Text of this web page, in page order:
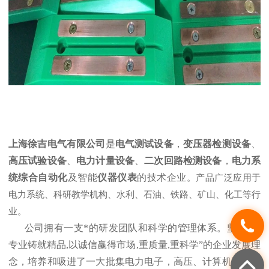
上海徐吉电气有限公司 是电气测试设备， 变压器检测设备
高压试验设备、 电力计量设备 、二次回路检测设备 ， 电力系
统综合自动化及智能仪器仪表的技术企业 。产品广泛应用于
电力系统、科研教学机构、水利、石油、铁路、矿山、化工等行
业。
公司拥有一支*的研发团队和科学的管理体系。坚持“以
专业铸就精品,以诚信赢得市场,重质量,重科学”的企业发展理
念，培养和吸进了一大批集电力电子，高压、计算机测控，